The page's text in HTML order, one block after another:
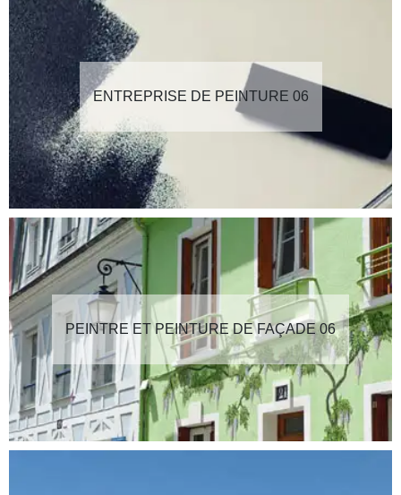
ENTREPRISE DE PEINTURE 06
PEINTRE ET PEINTURE DE FAÇADE 06